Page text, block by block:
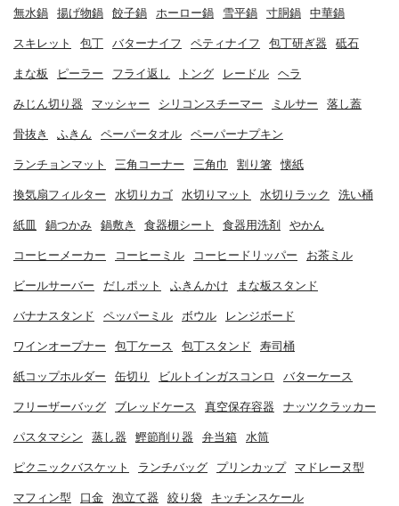
無水鍋 揚げ物鍋 餃子鍋 ホーロー鍋 雪平鍋 寸胴鍋 中華鍋
スキレット 包丁 バターナイフ ペティナイフ 包丁研ぎ器 砥石
まな板 ピーラー フライ返し トング レードル ヘラ
みじん切り器 マッシャー シリコンスチーマー ミルサー 落し蓋
骨抜き ふきん ペーパータオル ペーパーナプキン
ランチョンマット 三角コーナー 三角巾 割り箸 懐紙
換気扇フィルター 水切りカゴ 水切りマット 水切りラック 洗い桶
紙皿 鍋つかみ 鍋敷き 食器棚シート 食器用洗剤 やかん
コーヒーメーカー コーヒーミル コーヒードリッパー お茶ミル
ビールサーバー だしポット ふきんかけ まな板スタンド
バナナスタンド ペッパーミル ボウル レンジボード
ワインオープナー 包丁ケース 包丁スタンド 寿司桶
紙コップホルダー 缶切り ビルトインガスコンロ バターケース
フリーザーバッグ ブレッドケース 真空保存容器 ナッツクラッカー
パスタマシン 蒸し器 鰹節削り器 弁当箱 水筒
ピクニックバスケット ランチバッグ プリンカップ マドレーヌ型
マフィン型 口金 泡立て器 絞り袋 キッチンスケール